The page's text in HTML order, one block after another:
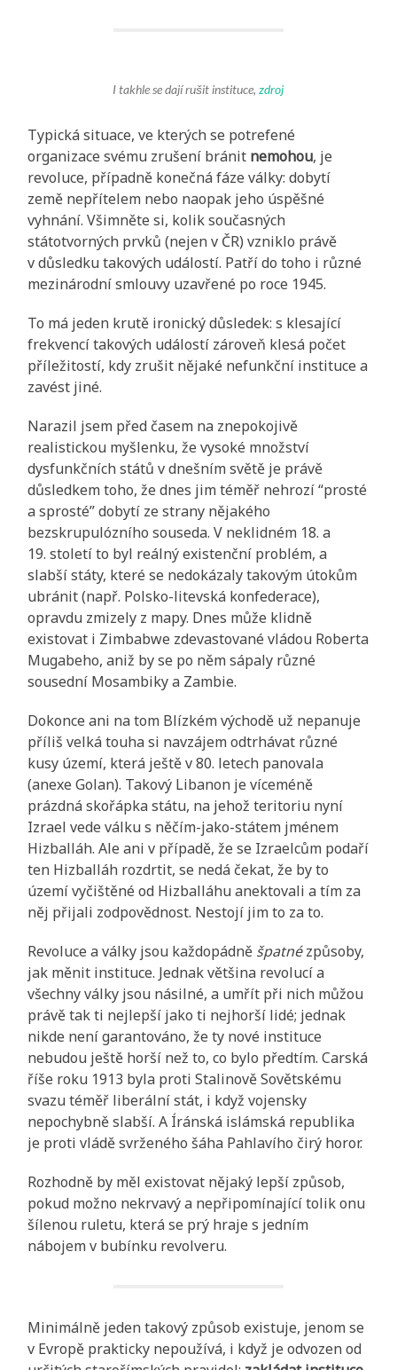
I takhle se dají rušit instituce,zdroj
Typická situace, ve kterých se potrefené
organizace svému zrušení bránit nemohou, je
revoluce, případně konečná fáze války: dobytí
země nepřítelem nebo naopak jeho úspěšné
vyhnání. Všimněte si, kolik současných
státotvorných prvků (nejen v ČR) vzniklo právě
v důsledku takových událostí. Patří do toho i různé
mezinárodní smlouvy uzavřené po roce 1945.
To má jeden krutě ironický důsledek: s klesající
frekvencí takových událostí zároveň klesá počet
příležitostí, kdy zrušit nějaké nefunkční instituce a
zavést jiné.
Narazil jsem před časem na znepokojivě
realistickou myšlenku, že vysoké množství
dysfunkčních států v dnešním světě je právě
důsledkem toho, že dnes jim téměř nehrozí “prosté
a sprosté” dobytí ze strany nějakého
bezskrupulózního souseda. V neklidném 18. a
19. století to byl reálný existenční problém, a
slabší státy, které se nedokázaly takovým útokům
ubránit (např. Polsko-litevská konfederace),
opravdu zmizely z mapy. Dnes může klidně
existovat i Zimbabwe zdevastované vládou Roberta
Mugabeho, aniž by se po něm sápaly různé
sousední Mosambiky a Zambie.
Dokonce ani na tom Blízkém východě už nepanuje
příliš velká touha si navzájem odtrhávat různé
kusy území, která ještě v 80. letech panovala
(anexe Golan). Takový Libanon je víceméně
prázdná skořápka státu, na jehož teritoriu nyní
Izrael vede válku s něčím-jako-státem jménem
Hizballáh. Ale ani v případě, že se Izraelcům podaří
ten Hizballáh rozdrtit, se nedá čekat, že by to
území vyčištěné od Hizballáhu anektovali a tím za
něj přijali zodpovědnost. Nestojí jim to za to.
Revoluce a války jsou každopádně špatnézpůsoby,
jak měnit instituce. Jednak většina revolucí a
všechny války jsou násilné, a umřít při nich můžou
právě tak ti nejlepší jako ti nejhorší lidé; jednak
nikde není garantováno, že ty nové instituce
nebudou ještě horší než to, co bylo předtím. Carská
říše roku 1913 byla proti Stalinově Sovětskému
svazu téměř liberální stát, i když vojensky
nepochybně slabší. A Íránská islámská republika
je proti vládě svrženého šáha Pahlavího čirý horor.
Rozhodně by měl existovat nějaký lepší způsob,
pokud možno nekrvavý a nepřipomínající tolik onu
šílenou ruletu, která se prý hraje s jedním
nábojem v bubínku revolveru.
Minimálně jeden takový způsob existuje, jenom se
v Evropě prakticky nepoužívá, i když je odvozen od